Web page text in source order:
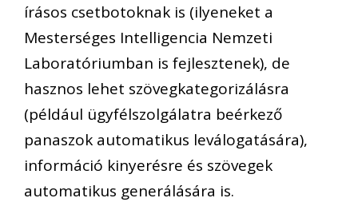
írásos csetbotoknak is (ilyeneket a
Mesterséges Intelligencia Nemzeti
Laboratóriumban is fejlesztenek), de
hasznos lehet szövegkategorizálásra
(például ügyfélszolgálatra beérkező
panaszok automatikus leválogatására),
információ kinyerésre és szövegek
automatikus generálására is.